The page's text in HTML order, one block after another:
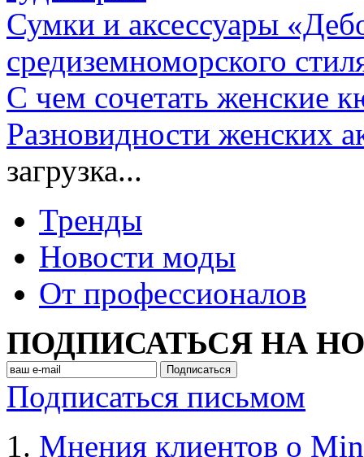
Сумки и аксессуары
средиземноморского
С чем сочетать женские
Разновидности женских
загрузка...
Тренды
Новости моды
От профессионалов
ПОДПИСАТЬСЯ НА
Подписаться письмом
Мнения клиентов о